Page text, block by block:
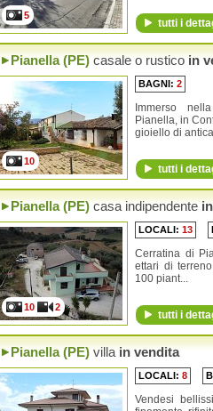
5
tutti i
Pianella (PE) casale o rustico in
BAGNI: 2
Immerso
Pianella, in
gioiello di
10
tutti i
Pianella (PE) casa indipendente
LOCALI: 13
Cerratina di
ettari di
100 piant...
10 2
tutti i
Pianella (PE) villa in vendita
LOCALI: 8
Vendesi